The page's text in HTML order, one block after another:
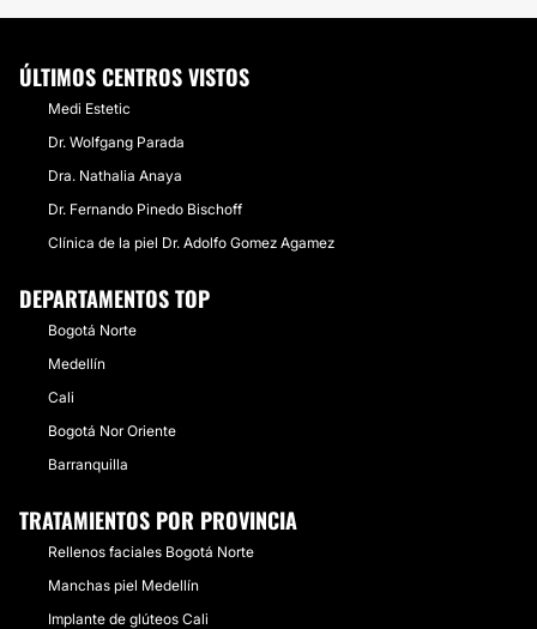
ÚLTIMOS CENTROS VISTOS
Medi Estetic
Dr. Wolfgang Parada
Dra. Nathalia Anaya
Dr. Fernando Pinedo Bischoff
Clínica de la piel Dr. Adolfo Gomez Agamez
DEPARTAMENTOS TOP
Bogotá Norte
Medellín
Cali
Bogotá Nor Oriente
Barranquilla
TRATAMIENTOS POR PROVINCIA
Rellenos faciales Bogotá Norte
Manchas piel Medellín
Implante de glúteos Cali